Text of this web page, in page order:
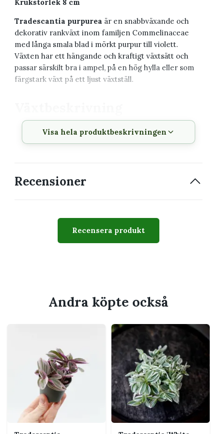
Krukstorlek 8 cm
Tradescantia purpurea är en snabbväxande och
dekorativ rankväxt inom familjen Commelinaceae
med långa smala blad i mörkt purpur till violett.
Växten har ett hängande och kraftigt växtsätt och
passar särskilt bra i ampel, på en hög hylla eller som
färgstark växt på ett ljust växtställ.
Vetenskapligt
namn
Tradescantia purpurea
Familj
Hängande och kraftigt
Svårighetsgrad Lättskött
Hylla eller ampel där rankorna får hänga
Ljust fönster utan stark middagssol
Dig som vill ha en snabbväxande och
färgstark växt
En plats där plantan enkelt kan toppas och
förökas
Visa hela produktbeskrivningen
Recensioner
Recensera produkt
Andra köpte också